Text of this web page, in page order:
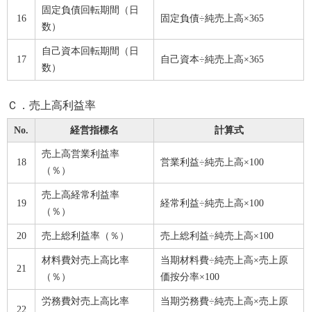
16
固定負債回転期間（日
数）
固定負債÷純売上高×365
17
自己資本回転期間（日
数）
自己資本÷純売上高×365
Ｃ．売上高利益率
No. 経営指標名 計算式
18
売上高営業利益率
（％）
営業利益÷純売上高×100
19
売上高経常利益率
（％）
経常利益÷純売上高×100
20 売上総利益率（％） 売上総利益÷純売上高×100
21
材料費対売上高比率
（％）
当期材料費÷純売上高×売上原
価按分率×100
22
労務費対売上高比率
当期労務費÷純売上高×売上原